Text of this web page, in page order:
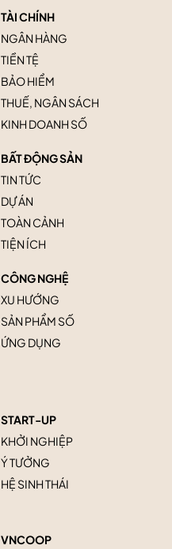
TÀI CHÍNH
NGÂN HÀNG
TIỀN TỆ
BẢO HIỂM
THUẾ, NGÂN SÁCH
KINH DOANH SỐ
BẤT ĐỘNG SẢN
TIN TỨC
DỰ ÁN
TOÀN CẢNH
TIỆN ÍCH
CÔNG NGHỆ
XU HƯỚNG
SẢN PHẨM SỐ
ỨNG DỤNG
START-UP
KHỞI NGHIỆP
Ý TƯỞNG
HỆ SINH THÁI
VNCOOP